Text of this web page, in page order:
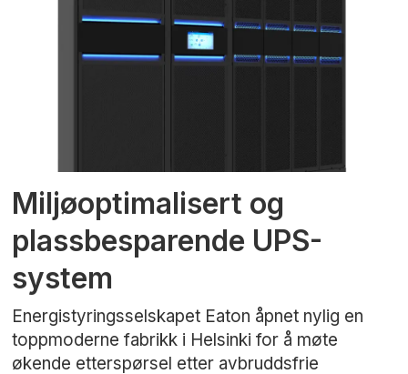
Miljøoptimalisert og
plassbesparende UPS-
system
Energistyringsselskapet Eaton åpnet nylig en
toppmoderne fabrikk i Helsinki for å møte
økende etterspørsel etter avbruddsfrie